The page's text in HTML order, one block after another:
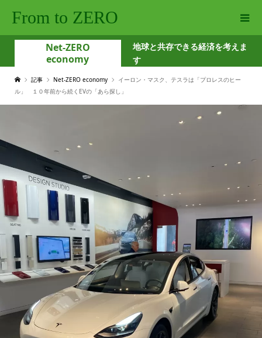
From to ZERO
Net-ZERO
economy
地球と共存できる経済を考えま
す
記事 Net-ZERO economy
イーロン・マスク、テスラは「プロレスのヒー
ル」 １０年前から続くEVの「あら探し」